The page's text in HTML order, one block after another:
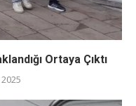
Ortaya Çıktı